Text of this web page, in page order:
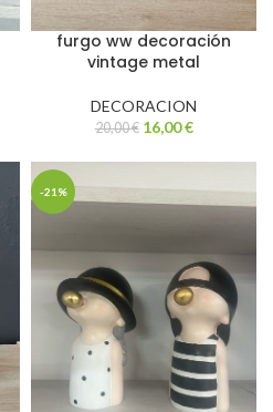
furgo ww decoración
vintage metal
DECORACION
20,00€ 16,00€
-21%